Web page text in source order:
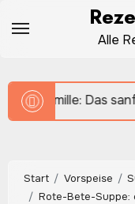
Inhalt
Alle
Heilkraut für Tee,
Start Vorspeise
Rote-Bete-Suppe: